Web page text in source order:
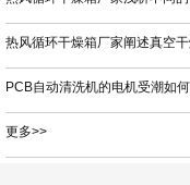
热风循环干燥箱厂家阐述真空
PCB自动清洗机的电机受潮如
更多>>